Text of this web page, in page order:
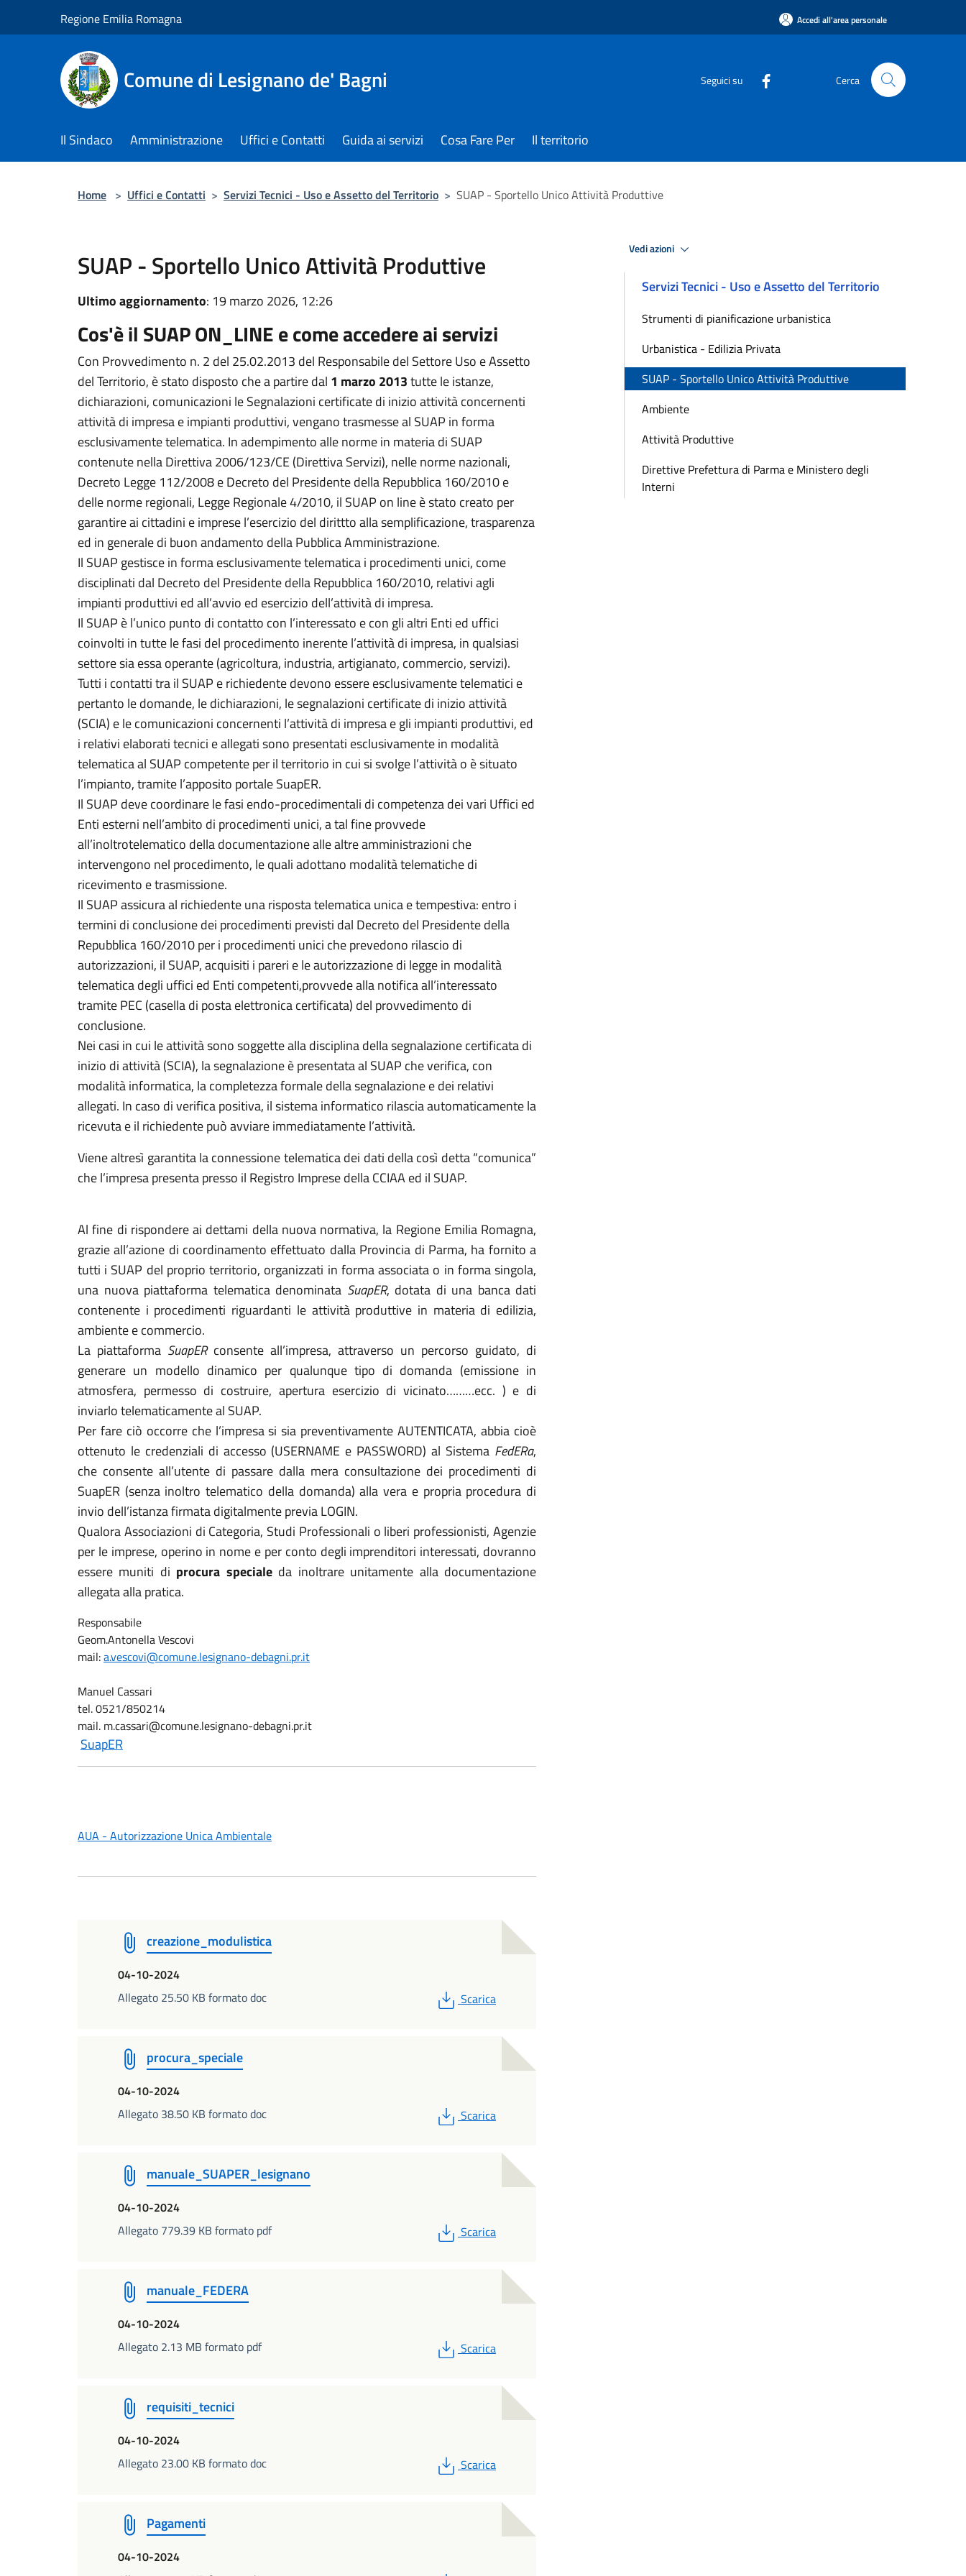
Regione Emilia Romagna Accedi all'area personale
Comune di Lesignano de' Bagni Seguici su Cerca
Il Sindaco Amministrazione Uffici e Contatti Guida ai servizi Cosa Fare Per Il territorio
Home > Uffici e Contatti > Servizi Tecnici - Uso e Assetto del Territorio > SUAP - Sportello Unico Attività Produttive
SUAP - Sportello Unico Attività Produttive
Ultimo aggiornamento: 19 marzo 2026, 12:26
Cos'è il SUAP ON_LINE e come accedere ai servizi
Con Provvedimento n. 2 del 25.02.2013 del Responsabile del Settore Uso e Assetto
del Territorio, è stato disposto che a partire dal 1 marzo 2013tutte le istanze,
dichiarazioni, comunicazioni le Segnalazioni certificate di inizio attività concernenti
attività di impresa e impianti produttivi, vengano trasmesse al SUAP in forma
esclusivamente telematica. In adempimento alle norme in materia di SUAP
contenute nella Direttiva 2006/123/CE (Direttiva Servizi), nelle norme nazionali,
Decreto Legge 112/2008 e Decreto del Presidente della Repubblica 160/2010 e
delle norme regionali, Legge Regionale 4/2010, il SUAP on line è stato creato per
garantire ai cittadini e imprese l’esercizio del dirittto alla semplificazione, trasparenza
ed in generale di buon andamento della Pubblica Amministrazione.
Il SUAP gestisce in forma esclusivamente telematica i procedimenti unici, come
disciplinati dal Decreto del Presidente della Repubblica 160/2010, relativi agli
impianti produttivi ed all’avvio ed esercizio dell’attività di impresa.
Il SUAP è l’unico punto di contatto con l’interessato e con gli altri Enti ed uffici
coinvolti in tutte le fasi del procedimento inerente l’attività di impresa, in qualsiasi
settore sia essa operante (agricoltura, industria, artigianato, commercio, servizi).
Tutti i contatti tra il SUAP e richiedente devono essere esclusivamente telematici e
pertanto le domande, le dichiarazioni, le segnalazioni certificate di inizio attività
(SCIA) e le comunicazioni concernenti l’attività di impresa e gli impianti produttivi, ed
i relativi elaborati tecnici e allegati sono presentati esclusivamente in modalità
telematica al SUAP competente per il territorio in cui si svolge l’attività o è situato
l’impianto, tramite l’apposito portale SuapER.
Il SUAP deve coordinare le fasi endo-procedimentali di competenza dei vari Uffici ed
Enti esterni nell’ambito di procedimenti unici, a tal fine provvede
all’inoltrotelematico della documentazione alle altre amministrazioni che
intervengono nel procedimento, le quali adottano modalità telematiche di
ricevimento e trasmissione.
Il SUAP assicura al richiedente una risposta telematica unica e tempestiva: entro i
termini di conclusione dei procedimenti previsti dal Decreto del Presidente della
Repubblica 160/2010 per i procedimenti unici che prevedono rilascio di
autorizzazioni, il SUAP, acquisiti i pareri e le autorizzazione di legge in modalità
telematica degli uffici ed Enti competenti,provvede alla notifica all’interessato
tramite PEC (casella di posta elettronica certificata) del provvedimento di
conclusione.
Nei casi in cui le attività sono soggette alla disciplina della segnalazione certificata di
inizio di attività (SCIA), la segnalazione è presentata al SUAP che verifica, con
modalità informatica, la completezza formale della segnalazione e dei relativi
allegati. In caso di verifica positiva, il sistema informatico rilascia automaticamente la
ricevuta e il richiedente può avviare immediatamente l’attività.
Viene altresì garantita la connessione telematica dei dati della così detta “comunica”
che l’impresa presenta presso il Registro Imprese della CCIAA ed il SUAP.
Al fine di rispondere ai dettami della nuova normativa, la Regione Emilia Romagna,
grazie all’azione di coordinamento effettuato dalla Provincia di Parma, ha fornito a
tutti i SUAP del proprio territorio, organizzati in forma associata o in forma singola,
una nuova piattaforma telematica denominata SuapER, dotata di una banca dati
contenente i procedimenti riguardanti le attività produttive in materia di edilizia,
ambiente e commercio.
La piattaforma SuapERconsente all’impresa, attraverso un percorso guidato, di
generare un modello dinamico per qualunque tipo di domanda (emissione in
atmosfera, permesso di costruire, apertura esercizio di vicinato………ecc. ) e di
inviarlo telematicamente al SUAP.
Per fare ciò occorre che l’impresa si sia preventivamente AUTENTICATA, abbia cioè
ottenuto le credenziali di accesso (USERNAME e PASSWORD) al Sistema FedERa,
che consente all’utente di passare dalla mera consultazione dei procedimenti di
SuapER (senza inoltro telematico della domanda) alla vera e propria procedura di
invio dell’istanza firmata digitalmente previa LOGIN.
Qualora Associazioni di Categoria, Studi Professionali o liberi professionisti, Agenzie
per le imprese, operino in nome e per conto degli imprenditori interessati, dovranno
essere muniti di procura specialeda inoltrare unitamente alla documentazione
allegata alla pratica.
Responsabile
Geom.Antonella Vescovi
mail:a.vescovi@comune.lesignano-debagni.pr.it
Manuel Cassari
tel. 0521/850214
mail. m.cassari@comune.lesignano-debagni.pr.it
SuapER
AUA - Autorizzazione Unica Ambientale
creazione_modulistica
04-10-2024
Allegato 25.50 KB formato doc
PDF
Scarica
procura_speciale
04-10-2024
Allegato 38.50 KB formato doc
PDF
Scarica
manuale_SUAPER_lesignano
04-10-2024
Allegato 779.39 KB formato pdf
PDF
Scarica
manuale_FEDERA
04-10-2024
Allegato 2.13 MB formato pdf
PDF
Scarica
requisiti_tecnici
04-10-2024
Allegato 23.00 KB formato doc
PDF
Scarica
Pagamenti
04-10-2024
Vedi azioni
Servizi Tecnici - Uso e Assetto del Territorio
Strumenti di pianificazione urbanistica
Urbanistica - Edilizia Privata
SUAP - Sportello Unico Attività Produttive
Ambiente
Attività Produttive
Direttive Prefettura di Parma e Ministero degli
Interni